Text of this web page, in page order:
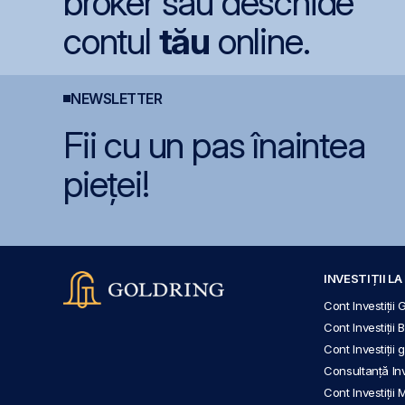
contul tău online.
NEWSLETTER
Fii cu un pas înaintea
pieței!
INVESTIȚII LA
Cont Investiții
Cont Investiții
Cont Investiții
Consultanță
Cont Investiții